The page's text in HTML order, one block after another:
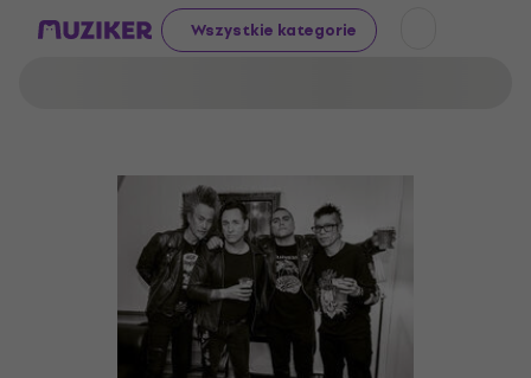
Wszystkie kategorie